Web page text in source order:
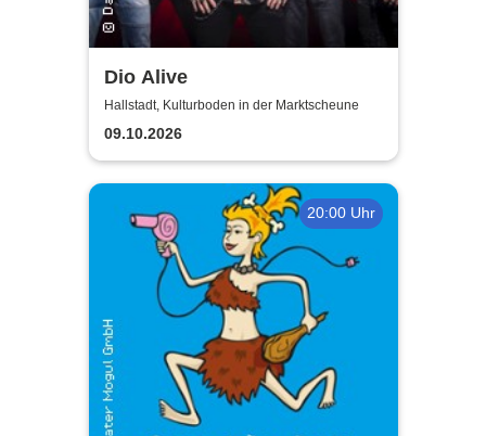
Dio Alive
Hallstadt, Kulturboden in der Marktscheune
09.10.2026
20:00 Uhr